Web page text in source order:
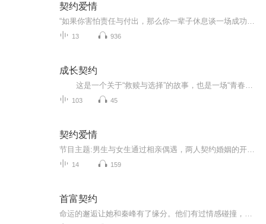
契约爱情
13 936
成长契约
103 45
契约爱情
14 159
首富契约